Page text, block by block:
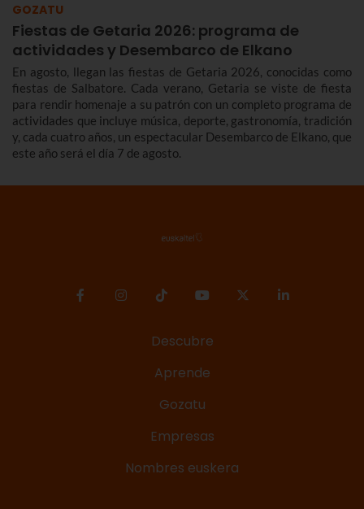
septiembre.
GOZATU
Fiestas de Getaria 2026: programa de
actividades y Desembarco de Elkano
En agosto, llegan las fiestas de Getaria 2026, conocidas como
fiestas de Salbatore. Cada verano, Getaria se viste de fiesta
para rendir homenaje a su patrón con un completo programa de
actividades que incluye música, deporte, gastronomía, tradición
y, cada cuatro años, un espectacular Desembarco de Elkano, que
este año será el día 7 de agosto.
Descubre
Aprende
Gozatu
Empresas
Nombres euskera